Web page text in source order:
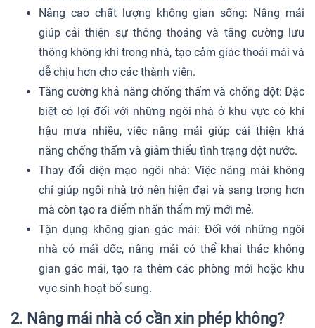
Nâng cao chất lượng không gian sống: Nâng mái
giúp cải thiện sự thông thoáng và tăng cường lưu
thông không khí trong nhà, tạo cảm giác thoải mái và
dễ chịu hơn cho các thành viên.
Tăng cường khả năng chống thấm và chống dột: Đặc
biệt có lợi đối với những ngôi nhà ở khu vực có khí
hậu mưa nhiều, việc nâng mái giúp cải thiện khả
năng chống thấm và giảm thiểu tình trạng dột nước.
Thay đổi diện mạo ngôi nhà: Việc nâng mái không
chỉ giúp ngôi nhà trở nên hiện đại và sang trọng hơn
mà còn tạo ra điểm nhấn thẩm mỹ mới mẻ.
Tận dụng không gian gác mái: Đối với những ngôi
nhà có mái dốc, nâng mái có thể khai thác không
gian gác mái, tạo ra thêm các phòng mới hoặc khu
vực sinh hoạt bổ sung.
2. Nâng mái nhà có cần xin phép không?